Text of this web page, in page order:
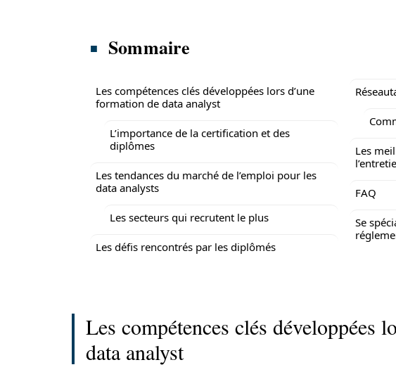
Sommaire
Les compétences clés développées lors d’une
formation de data analyst
L’importance de la certification et des
diplômes
Les tendances du marché de l’emploi pour les
data analysts
Les secteurs qui recrutent le plus
Les défis rencontrés par les diplômés
Les
FAQ
Se
Les compétences clés développées
data analyst